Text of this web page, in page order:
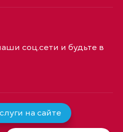
соц.сети и будьте в
на сайте